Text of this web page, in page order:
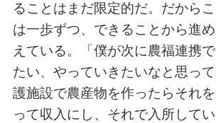
ることはまだ限定的だ。だから
は一歩ずつ、できることから進
えている。「僕が次に農福連携
たい、やっていきたいなと思っ
護施設で農産物を作ったらそれ
って収入にし、それで入所して